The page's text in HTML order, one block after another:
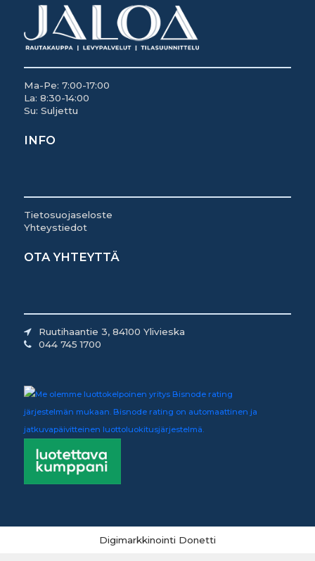
Ma-Pe: 7:00-17:00
La: 8:30-14:00
Su: Suljettu
INFO
Tietosuojaseloste
Yhteystiedot
OTA YHTEYTTÄ
Ruutihaantie 3, 84100 Ylivieska
044 745 1700
Digimarkkinointi Donetti